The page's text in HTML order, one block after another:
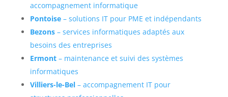
accompagnement informatique
Pontoise– solutions IT pour PME et indépendants
Bezons– services informatiques adaptés aux
besoins des entreprises
Ermont– maintenance et suivi des systèmes
informatiques
Villiers-le-Bel– accompagnement IT pour